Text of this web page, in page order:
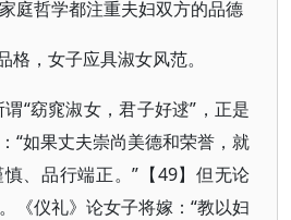
庭哲学都注重夫妇双方的品德
格，女子应具淑女风范。
谓“窈窕淑女，君子好逑”，正是
“如果丈夫崇尚美德和荣誉，就
、品行端正。”【49】但无论
《仪礼》论女子将嫁：“教以妇